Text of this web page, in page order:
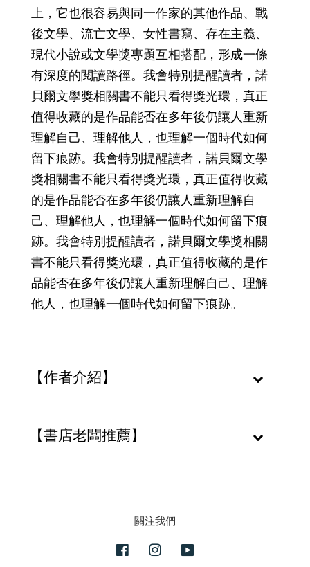
上，它也很容易與同一作家的其他作品、戰
後文學、流亡文學、女性書寫、存在主義、
現代小說或文學獎專題互相搭配，形成一條
有深度的閱讀路徑。我會特別提醒讀者，諾
貝爾文學獎相關書不能只看得獎光環，真正
值得收藏的是作品能否在多年後仍讓人重新
理解自己、理解他人，也理解一個時代如何
留下痕跡。我會特別提醒讀者，諾貝爾文學
獎相關書不能只看得獎光環，真正值得收藏
的是作品能否在多年後仍讓人重新理解自
己、理解他人，也理解一個時代如何留下痕
跡。我會特別提醒讀者，諾貝爾文學獎相關
書不能只看得獎光環，真正值得收藏的是作
品能否在多年後仍讓人重新理解自己、理解
他人，也理解一個時代如何留下痕跡。
【作者介紹】
【書店老闆推薦】
關注我們
FacebookInstagram